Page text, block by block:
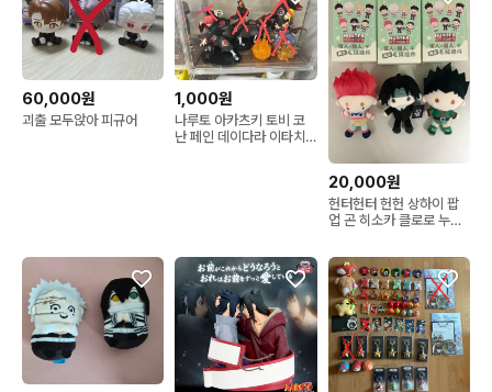
60,000원
괴출 모두앉아 피규어
1,000원
나루토 아카츠키 토비 코
난 페인 데이다라 이타치
20,000원
헌터헌터 헌헌 상하이 팝
업 곤 히소카 클로로 누이